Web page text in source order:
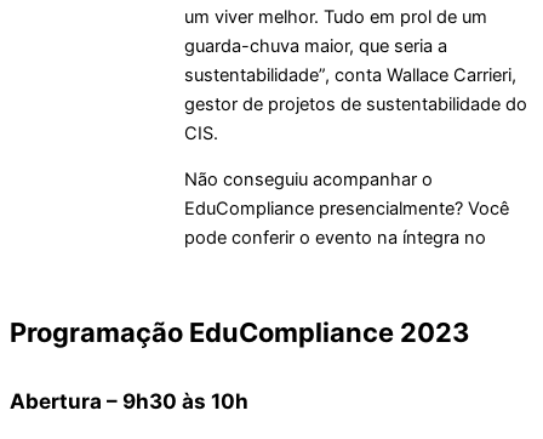
um viver melhor. Tudo em prol de um
guarda-chuva maior, que seria a
sustentabilidade”, conta Wallace Carrieri,
gestor de projetos de sustentabilidade do
CIS.
Não conseguiu acompanhar o
EduCompliance presencialmente? Você
pode conferir o evento na íntegra no
Programação EduCompliance 2023
Abertura – 9h30 às 10h